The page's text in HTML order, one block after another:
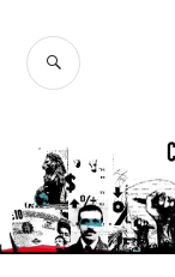
contenido
BUSCAR